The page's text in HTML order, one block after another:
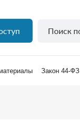
Закон 44-ФЗ